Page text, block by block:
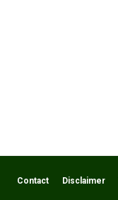
Contact Disclaimer